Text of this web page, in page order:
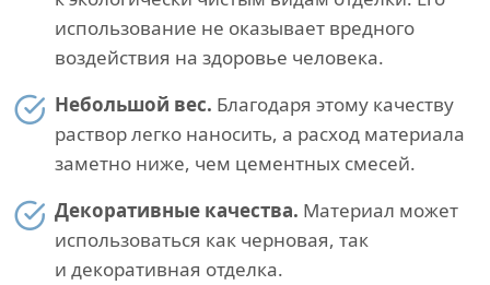
использование не оказывает вредного
воздействия на здоровье человека.
Небольшой вес. Благодаря этому качеству
раствор легко наносить, а расход материала
заметно ниже, чем цементных смесей.
Декоративные качества. Материал может
использоваться как черновая, так
и декоративная отделка.